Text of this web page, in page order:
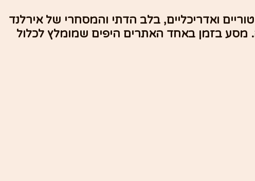
ואדריכליים, בלב הדתי והמסחרי של אירלנד
מסע בזמן באחד האתרים היפים שמומלץ לכלול